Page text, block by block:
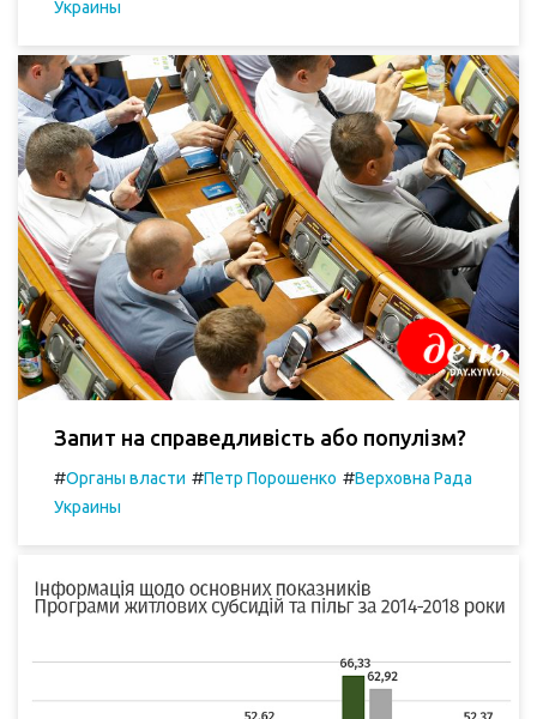
Украины
Запит на справедливість або популізм?
#Органы власти #Петр Порошенко #Верховна Рада
Украины